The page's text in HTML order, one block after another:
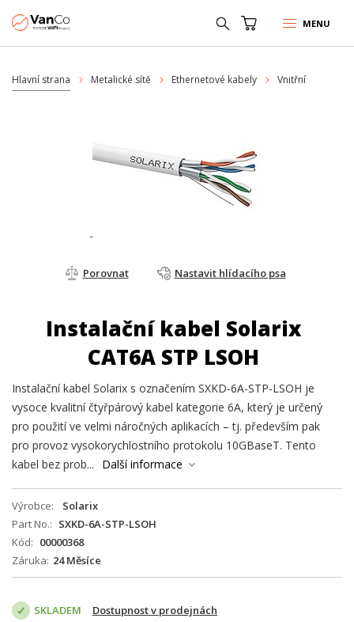
MENU
Hlavní strana Metalické sítě Ethernetové kabely Vnitřní
Porovnat Nastavit hlídacího psa
Instalační kabel Solarix
CAT6A STP LSOH
Instalační kabel Solarix s označením SXKD-6A-STP-LSOH je
vysoce kvalitní čtyřpárový kabel kategorie 6A, který je určený
pro použití ve velmi náročných aplikacích – tj. především pak
pro provoz vysokorychlostního protokolu 10GBaseT. Tento
kabel bez prob...
Další informace
Výrobce
Solarix
Part No.
SXKD-6A-STP-LSOH
Kód
00000368
Záruka 24 Měsíce
SKLADEM Dostupnost v prodejnách